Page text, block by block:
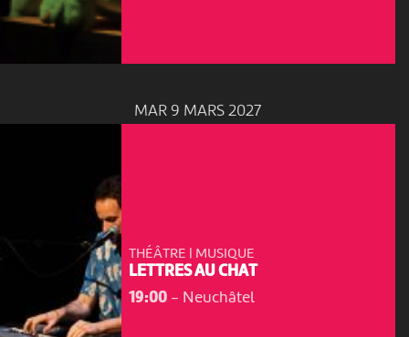
MAR 9 MARS 2027
THÉÂTRE | MUSIQUE
LETTRES AU CHAT
19:00- Neuchâtel